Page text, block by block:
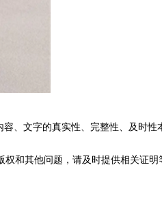
、文字的真实性、完整性、及时性
和其他问题，请及时提供相关证